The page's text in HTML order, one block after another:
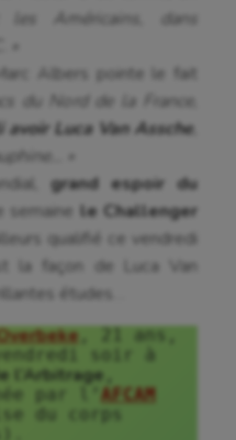
les Américains, dans
Albers pointe le fait
du Nord de la France,
avoir Luca Van Assche,
»
grand espoir du
semaine le Challenger
qualifié ce vendredi
la façon de Luca Van
études…
, 21 ans,
soir à
l’Arbitrage
par l’ AFCAM
du corps